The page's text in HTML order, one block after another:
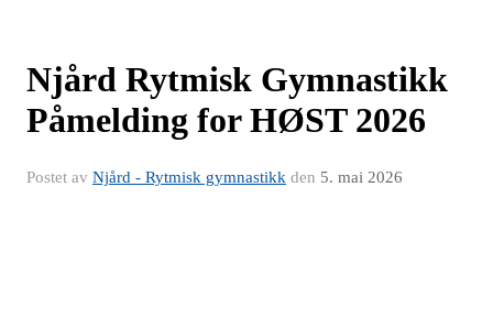
Njård Rytmisk Gymnastikk
Påmelding for HØST 2026
Postet av Njård - Rytmisk gymnastikk den 5. mai 2026